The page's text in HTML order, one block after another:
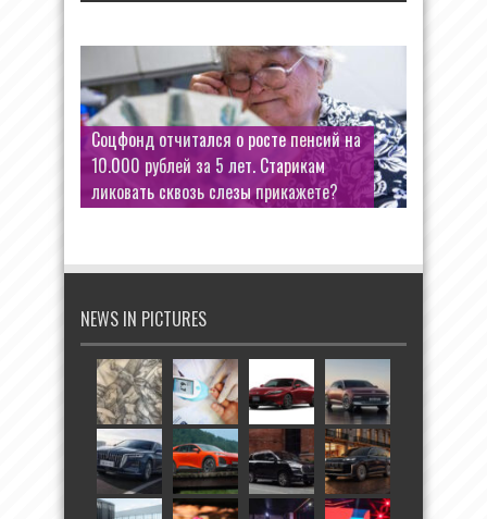
Соцфонд отчитался о росте пенсий на
10.000 рублей за 5 лет. Старикам
ликовать сквозь слезы прикажете?
NEWS IN PICTURES